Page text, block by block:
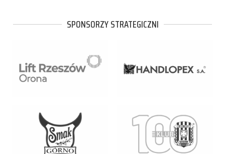
SPONSORZY STRATEGICZNI